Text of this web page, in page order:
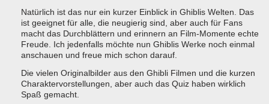
Natürlich ist das nur ein kurzer Einblick in Ghiblis Welten. Das
ist geeignet für alle, die neugierig sind, aber auch für Fans
macht das Durchblättern und erinnern an Film-Momente echte
Freude. Ich jedenfalls möchte nun Ghiblis Werke noch einmal
anschauen und freue mich schon darauf.
Die vielen Originalbilder aus den Ghibli Filmen und die kurzen
Charaktervorstellungen, aber auch das Quiz haben wirklich
Spaß gemacht.